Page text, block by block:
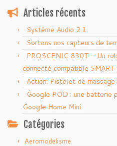
Articles récents
Système Audio 2.1
Sortons nos capteurs de
PROSCENIC 830T – Un
connecté compatible SMART
Action: Pistolet de
Google POD : une batterie
Google Home Mini.
Catégories
Aeromodelisme